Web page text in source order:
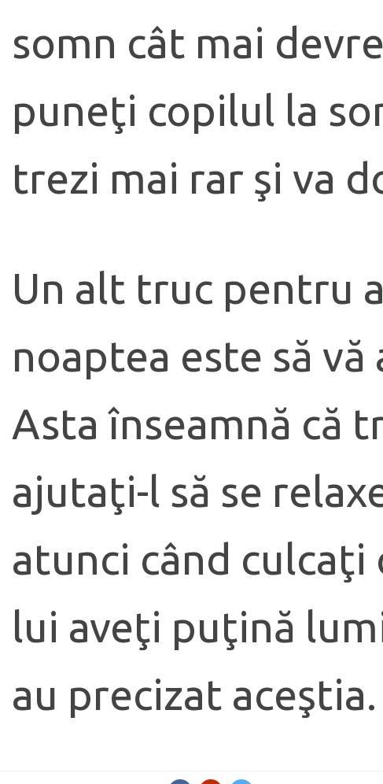
somn cât mai
puneţi copilul la
trezi mai rar şi va
Un alt truc pentru
noaptea este să
Asta înseamnă că
ajutaţi-l să se
atunci când culcaţi
lui aveţi puţină
au precizat aceştia.